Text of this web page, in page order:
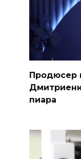
Продюсер
пиара